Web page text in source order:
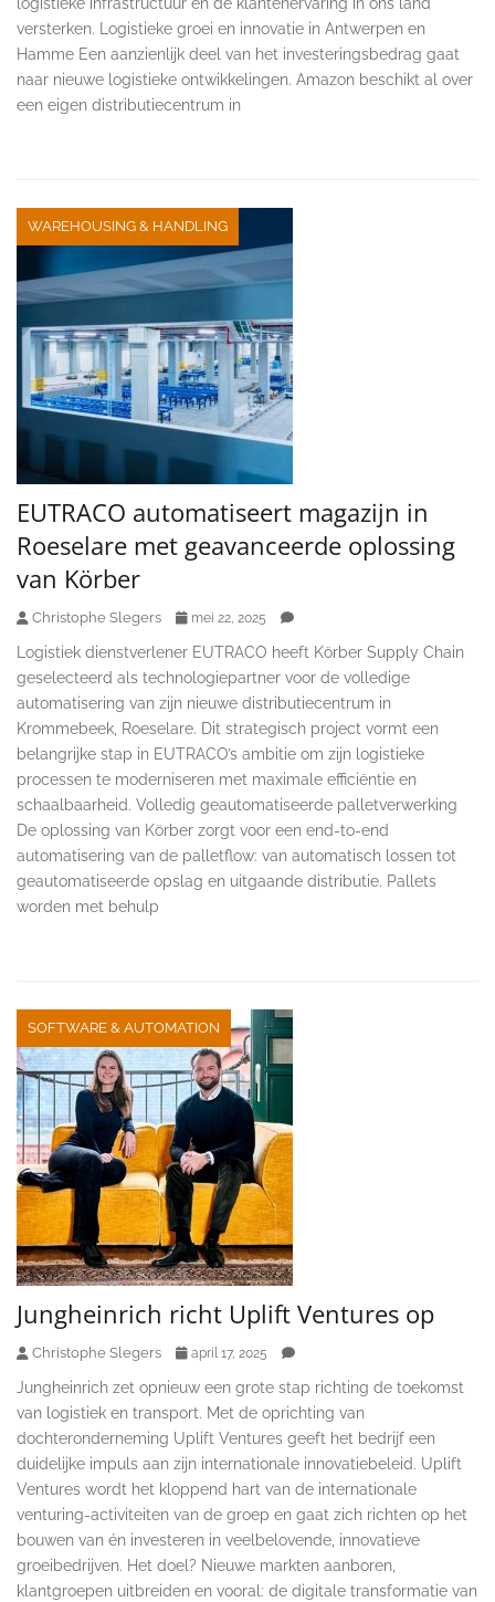
versterken. Logistieke groei en innovatie in Antwerpen en
Hamme Een aanzienlijk deel van het investeringsbedrag gaat
naar nieuwe logistieke ontwikkelingen. Amazon beschikt al over
een eigen distributiecentrum in
WAREHOUSING & HANDLING
EUTRACO automatiseert magazijn in
Roeselare met geavanceerde oplossing
van Körber
Christophe Slegers mei 22, 2025
Logistiek dienstverlener EUTRACO heeft Körber Supply Chain
geselecteerd als technologiepartner voor de volledige
automatisering van zijn nieuwe distributiecentrum in
Krommebeek, Roeselare. Dit strategisch project vormt een
belangrijke stap in EUTRACO’s ambitie om zijn logistieke
processen te moderniseren met maximale efficiëntie en
schaalbaarheid. Volledig geautomatiseerde palletverwerking
De oplossing van Körber zorgt voor een end-to-end
automatisering van de palletflow: van automatisch lossen tot
geautomatiseerde opslag en uitgaande distributie. Pallets
worden met behulp
SOFTWARE & AUTOMATION
Jungheinrich richt Uplift Ventures op
Christophe Slegers april 17, 2025
Jungheinrich zet opnieuw een grote stap richting de toekomst
van logistiek en transport. Met de oprichting van
dochteronderneming Uplift Ventures geeft het bedrijf een
duidelijke impuls aan zijn internationale innovatiebeleid. Uplift
Ventures wordt het kloppend hart van de internationale
venturing-activiteiten van de groep en gaat zich richten op het
bouwen van én investeren in veelbelovende, innovatieve
groeibedrijven. Het doel? Nieuwe markten aanboren,
klantgroepen uitbreiden en vooral: de digitale transformatie van